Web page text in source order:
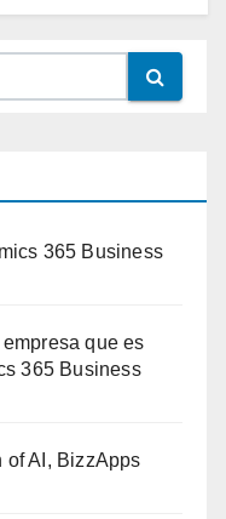
365 Business
que es
365 Business
of AI, BizzApps